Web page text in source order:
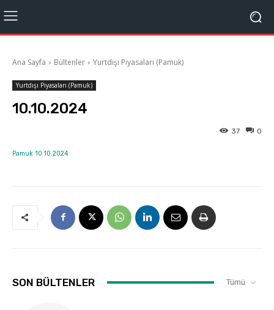
Ana Sayfa Bültenler Yurtdışı Piyasaları (Pamuk)
Yurtdışı Piyasaları (Pamuk)
10.10.2024
0
37
Pamuk 10.10.2024
SON BÜLTENLER Tümü